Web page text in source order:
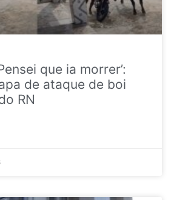
que ia morrer’:
de ataque de boi
RN